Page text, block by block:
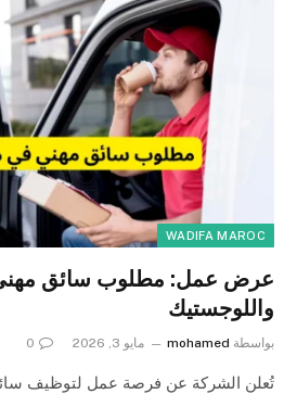
WADIFA MAROC
عرض عمل: مطلوب سائق
واللوجستيك
بواسطة mohamed مايو 3, 2026 0
تُعلن الشركة عن فرصة عمل لتوظيف